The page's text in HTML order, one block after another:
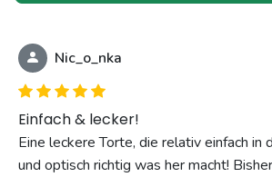
Nic_o_nka
Einfach & lecker!
Eine leckere Torte, die relativ einfach in
und optisch richtig was her macht!